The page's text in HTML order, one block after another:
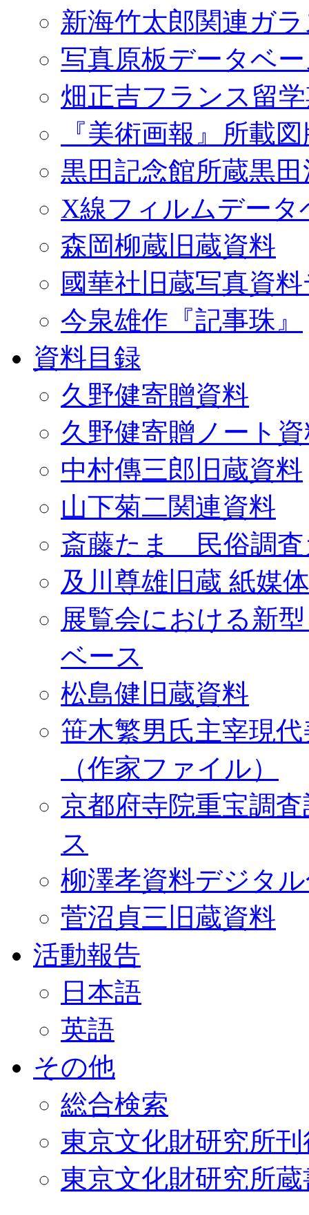
新海竹太郎関連ガ
写真原板データベ
畑正吉フランス留
『美術画報』所載
黒田記念館所蔵黒
X線フィルムデータ
森岡柳蔵旧蔵資料
國華社旧蔵写真資
今泉雄作『記事珠』
資料目録
久野健寄贈資料
久野健寄贈ノート
中村傳三郎旧蔵資料
山下菊二関連資料
斎藤たま 民俗調査
及川尊雄旧蔵 紙媒
展覧会における新
ベース
松島健旧蔵資料
笹木繁男氏主宰現
（作家ファイル）
京都府寺院重宝調
ス
柳澤孝資料デジタ
菅沼貞三旧蔵資料
活動報告
日本語
英語
その他
総合検索
東京文化財研究所
東京文化財研究所